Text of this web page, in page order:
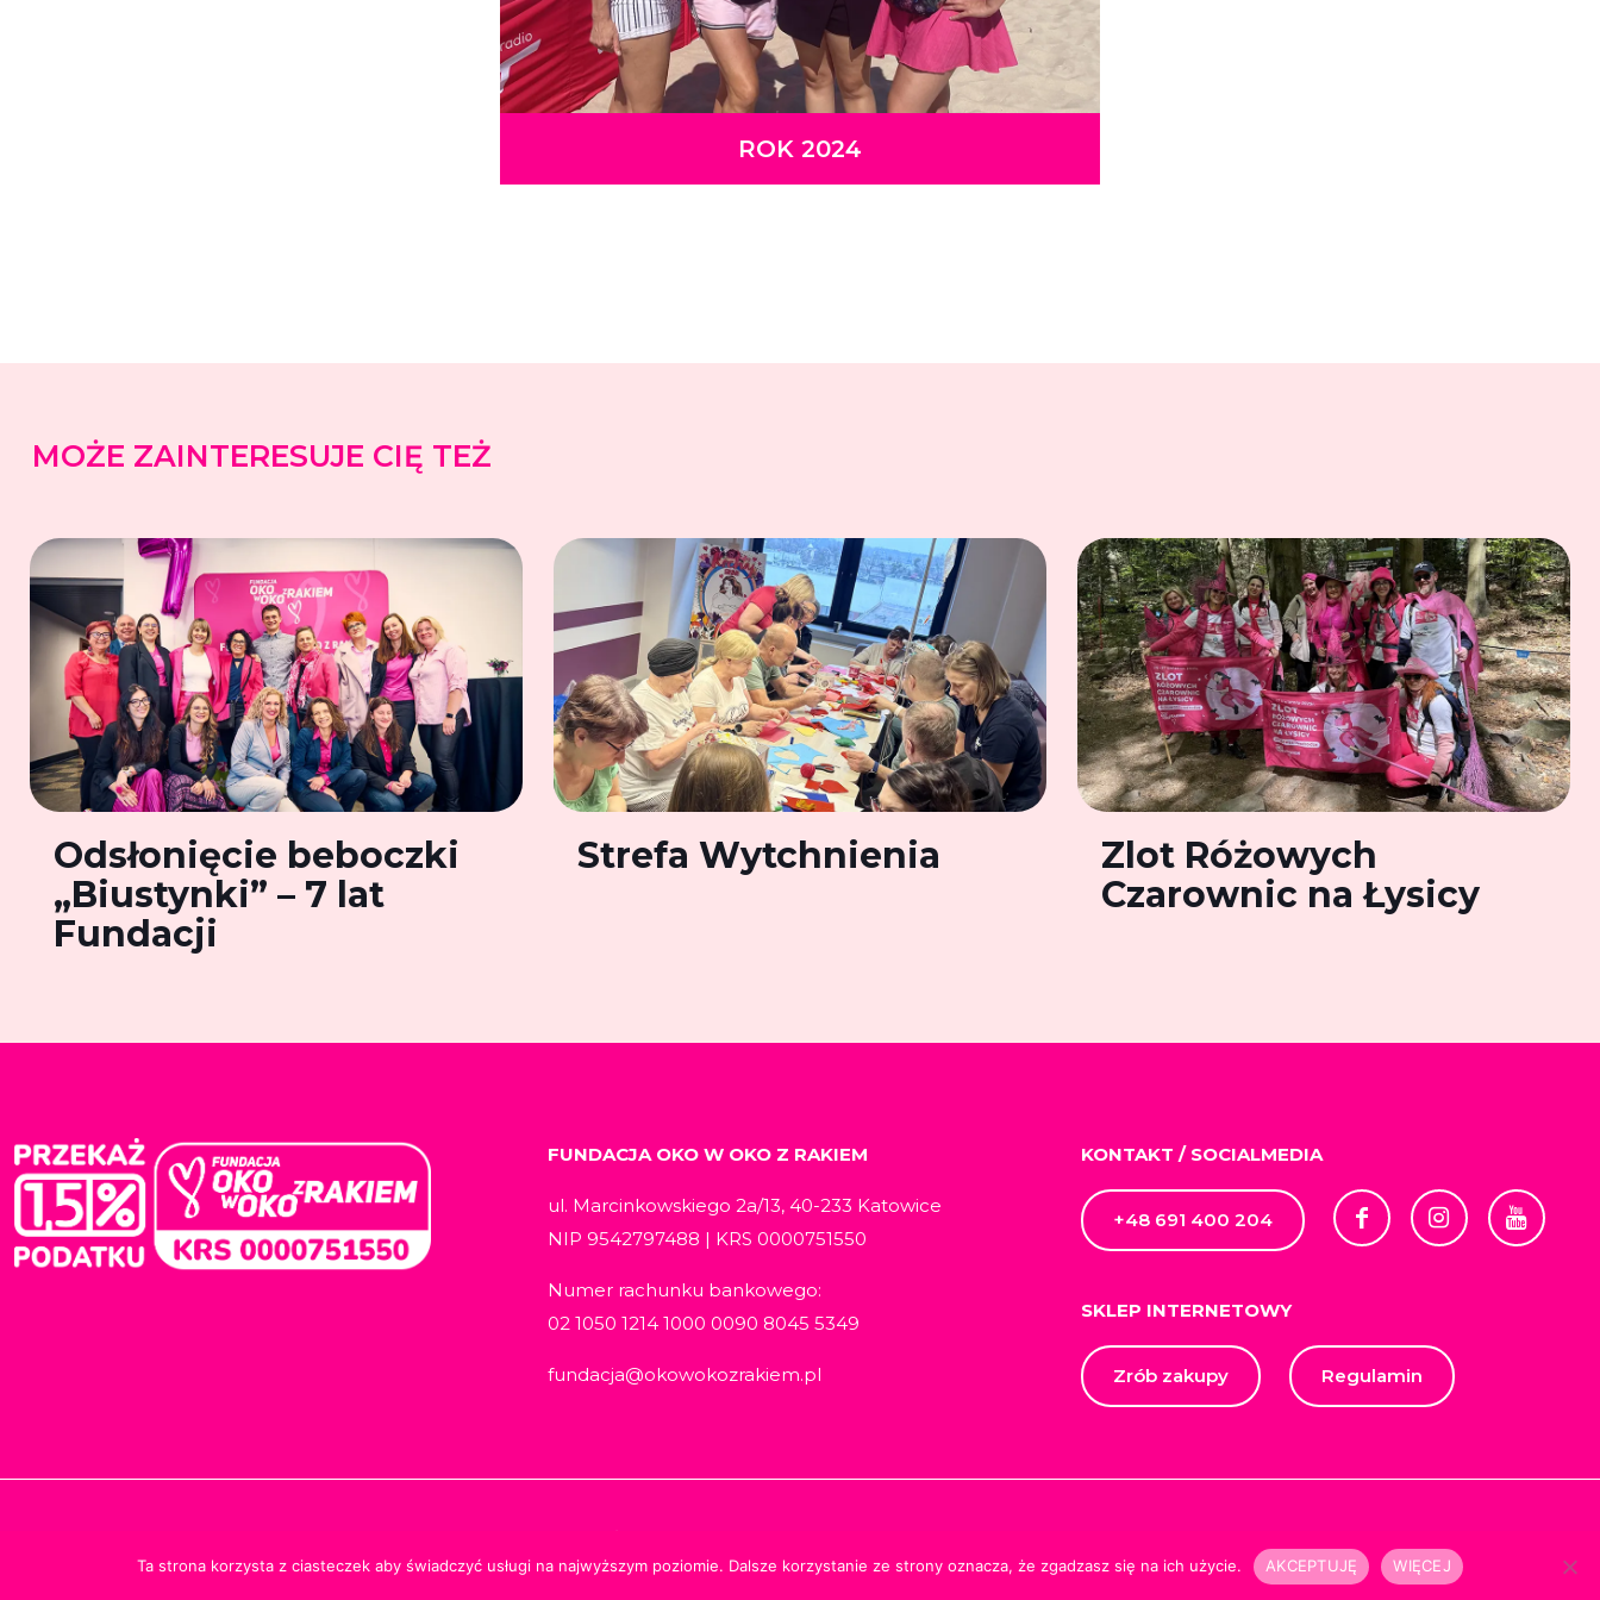
ROK 2024
MOŻE ZAINTERESUJE CIĘ TEŻ
Odsłonięcie beboczki
„Biustynki” – 7 lat
Fundacji
Strefa Wytchnienia
Zlot Różowych
Czarownic na Łysicy
FUNDACJA OKO W OKO Z RAKIEM
ul. Marcinkowskiego 2a/13, 40-233 Katowice
NIP 9542797488 | KRS 0000751550
Numer rachunku bankowego:
02 1050 1214 1000 0090 8045 5349
fundacja@okowokozrakiem.pl
KONTAKT / SOCIALMEDIA
+48 691 400 204
SKLEP INTERNETOWY
Zrób zakupy Regulamin
Ta strona korzysta z ciasteczek aby świadczyć usługi na najwyższym poziomie. Dalsze korzystanie ze strony oznacza, że zgadzasz się na ich użycie. AKCEPTUJĘ WIĘCEJ